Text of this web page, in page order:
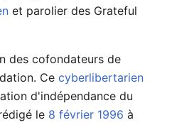
et parolier des Grateful
des cofondateurs de
Ce cyberlibertarien
d'indépendance du
le 8 février 1996 à